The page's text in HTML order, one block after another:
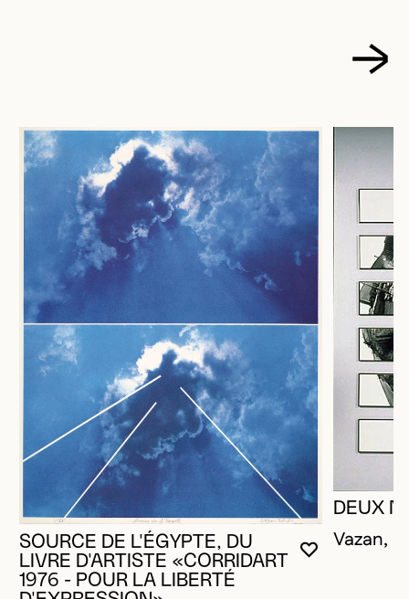
VOUS
FERMER
OUVRIR LA
SOURCE DE L'ÉGYPTE, DU
LIVRE D'ARTISTE «CORRIDART
1976 - POUR LA LIBERTÉ
DEUX
Vazan,